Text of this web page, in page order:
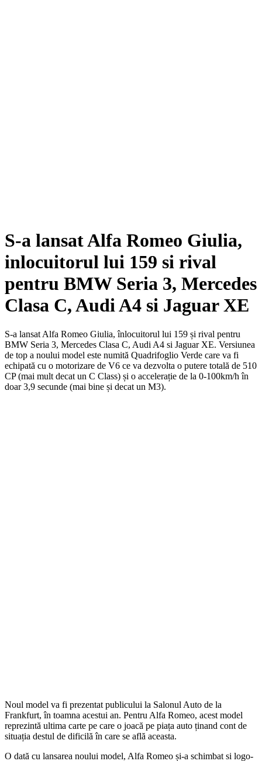
S-a lansat Alfa Romeo Giulia,
inlocuitorul lui 159 si rival
pentru BMW Seria 3, Mercedes
Clasa C, Audi A4 si Jaguar XE
S-a lansat Alfa Romeo Giulia, înlocuitorul lui 159 și rival pentru
BMW Seria 3, Mercedes Clasa C, Audi A4 si Jaguar XE. Versiunea
de top a noului model este numită Quadrifoglio Verde care va fi
echipată cu o motorizare de V6 ce va dezvolta o putere totală de 510
CP (mai mult decat un C Class) și o accelerație de la 0-100km/h în
doar 3,9 secunde (mai bine și decat un M3).
Noul model va fi prezentat publicului la Salonul Auto de la
Frankfurt, în toamna acestui an. Pentru Alfa Romeo, acest model
reprezintă ultima carte pe care o joacă pe piața auto ținand cont de
situația destul de dificilă în care se află aceasta.
O dată cu lansarea noului model, Alfa Romeo și-a schimbat si logo-